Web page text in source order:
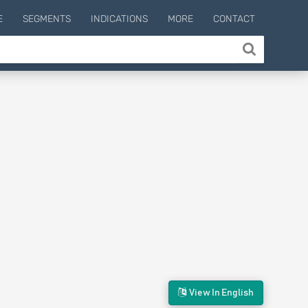
SEGMENTS INDICATIONS MORE CONTACT
View In English